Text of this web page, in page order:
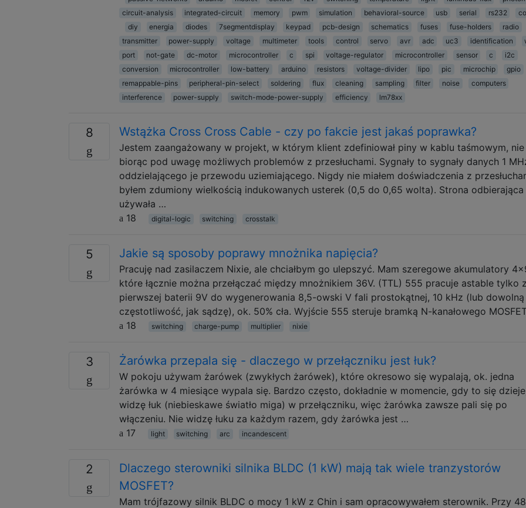
circuit-analysis
integrated-circuit memory pwm simulation behavioral-source usb serial rs232
diy
energia diodes 7segmentdisplay keypad pcb-design schematics fuses fuse-holders
radio
transmitter
power-supply voltage multimeter tools control servo avr adc uc3 identification
port
not-gate dc-motor microcontroller c spi voltage-regulator microcontroller sensor c
i2c
conversion
microcontroller low-battery arduino resistors voltage-divider lipo pic microchip
gpio
remappable-pins
peripheral-pin-select soldering flux cleaning sampling filter noise
computers
interference
power-supply switch-mode-power-supply efficiency lm78xx
8 Wstążka Cross Cross Cable - czy po fakcie jest jakaś poprawka?
Jestem zaangażowany w projekt, w którym klient zdefiniował piny w kablu taśmowym, nie
biorąc pod uwagę możliwych problemów z przesłuchami. Sygnały to sygnały danych 1
oddzielającego je przewodu uziemiającego. Nigdy nie miałem doświadczenia z
byłem zdumiony wielkością indukowanych usterek (0,5 do 0,65 wolta). Strona odbierająca
używała …
18
digital-logic switching crosstalk
5 Jakie są sposoby poprawy mnożnika napięcia?
Pracuję nad zasilaczem Nixie, ale chciałbym go ulepszyć. Mam szeregowe akumulatory
które łącznie można przełączać między mnożnikiem 36V. (TTL) 555 pracuje astable tylko z
pierwszej baterii 9V do wygenerowania 8,5-owski V fali prostokątnej, 10 kHz (lub dowolną
częstotliwość, jak sądzę), ok. 50% cła. Wyjście 555 steruje bramką N-kanałowego
18
switching charge-pump multiplier nixie
3 Żarówka przepala się - dlaczego w przełączniku jest łuk?
W pokoju używam żarówek (zwykłych żarówek), które okresowo się wypalają, ok. jedna
żarówka w 4 miesiące wypala się. Bardzo często, dokładnie w momencie, gdy to się
widzę łuk (niebieskawe światło miga) w przełączniku, więc żarówka zawsze pali się po
włączeniu. Nie widzę łuku za każdym razem, gdy żarówka jest …
17
light switching arc incandescent
2
Dlaczego sterowniki silnika BLDC (1 kW) mają tak wiele tranzystorów
MOSFET?
Mam trójfazowy silnik BLDC o mocy 1 kW z Chin i sam opracowywałem sterownik. Przy